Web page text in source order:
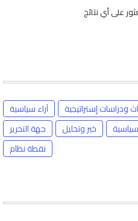
على أي نتائج
آراء سياسية ودراسات إستراتيجية
جهة التحرير
خبر وتحليل
نقطة نظام